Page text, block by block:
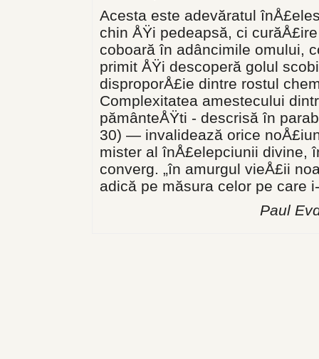
Acesta este adevăratul
chin ÅŸi pedeapsă, ci
coboară în adâncimile omului,
primit ÅŸi descoperă golul
disproporÅ£ie dintre rostul
Complexitatea amestecului
pământeÅŸti - descrisă în
30) — invalidează ori­ce
mister al înÅ£elepciunii divine,
converg. „în amurgul vieÅ£ii
adică pe măsura celor pe care
Paul